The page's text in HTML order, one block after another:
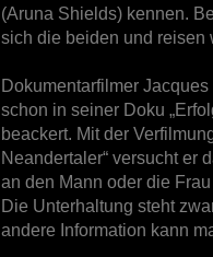
(Aruna Shields) kennen.
sich die beiden und reisen
Dokumentarfilmer
schon in seiner Doku
beackert. Mit der
Neandertaler“ versucht er
an den Mann oder die
Die Unterhaltung steht
andere Information kann